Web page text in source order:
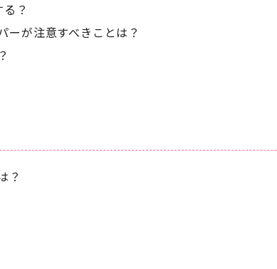
？
ーが注意すべきことは？
？